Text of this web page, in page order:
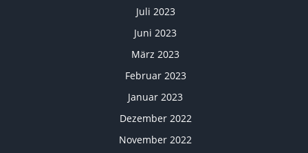
Juli 2023
Juni 2023
März 2023
Februar 2023
Januar 2023
Dezember 2022
November 2022